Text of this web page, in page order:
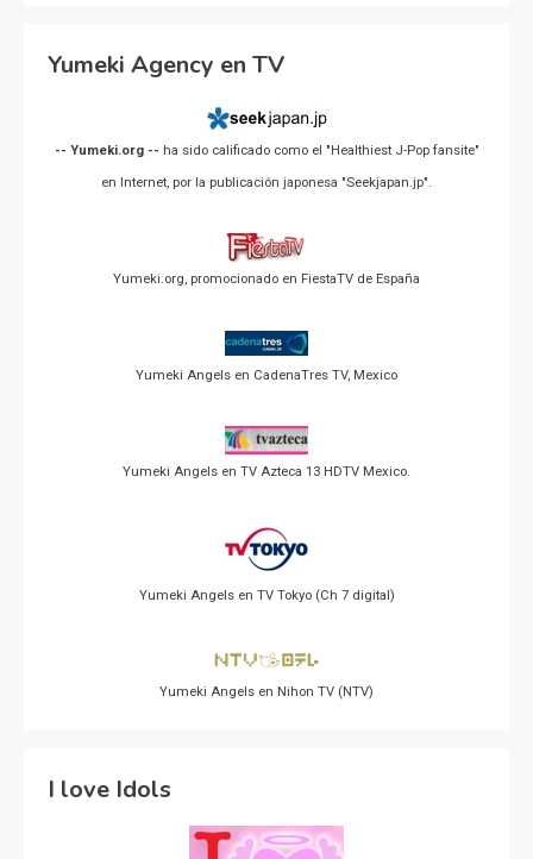
Yumeki Agency en TV
-- Yumeki.org -- ha sido calificado como el "Healthiest J-Pop fansite"
en Internet, por la publicación japonesa "Seekjapan.jp".
Yumeki.org, promocionado en FiestaTV de España
Yumeki Angels en CadenaTres TV, Mexico
Yumeki Angels en TV Azteca 13 HDTV Mexico.
Yumeki Angels en TV Tokyo (Ch 7 digital)
Yumeki Angels en Nihon TV (NTV)
I love Idols